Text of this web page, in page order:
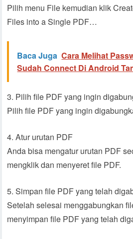
Pilih menu File kemudian klik
Files into a Single PDF…
Baca Juga Cara Melihat
Sudah Connect Di Android
3. Pilih file PDF yang ingin
Pilih file PDF yang ingin
4. Atur urutan PDF
Anda bisa mengatur urutan PDF
mengklik dan menyeret file PDF.
5. Simpan file PDF yang telah
Setelah selesai menggabungkan
menyimpan file PDF yang telah